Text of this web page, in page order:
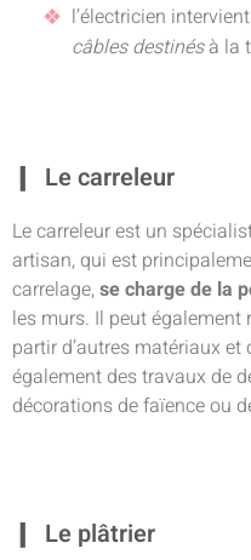
l’électricien
câbles destinésà la
Le carreleur
Le carreleur est un
artisan, qui est
carrelage,se charge de la
les murs. Il peut
partir d’autres matériaux
également des travaux de
décorations de faïence ou
Le plâtrier